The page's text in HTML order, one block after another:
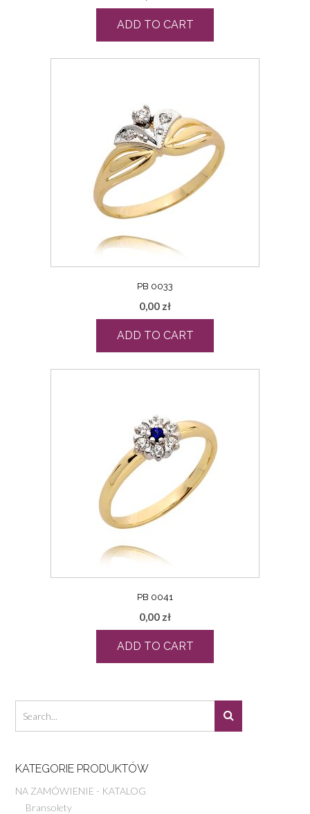
ADD TO CART
PB 0033
0,00 zł
ADD TO CART
PB 0041
0,00 zł
ADD TO CART
KATEGORIE PRODUKTÓW
NA ZAMÓWIENIE - KATALOG
Bransolety